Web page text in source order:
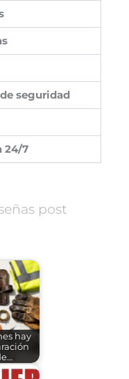
seguridad
24/7
post
hay